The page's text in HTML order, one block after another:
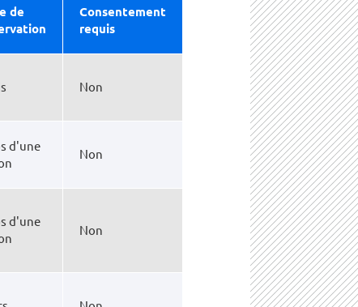
de
Consentement
requis
Non
d'une
Non
d'une
Non